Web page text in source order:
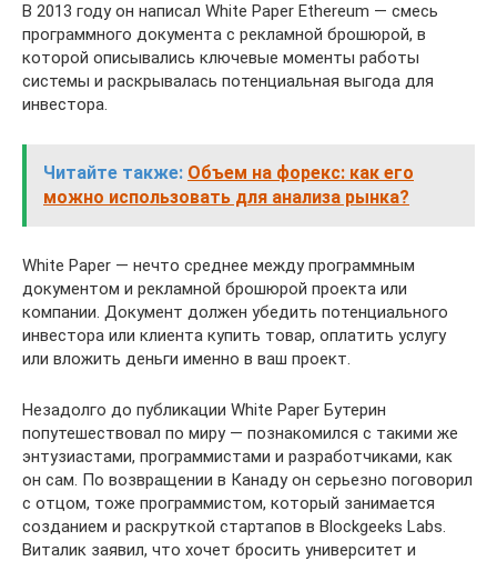
В 2013 году он написал White Paper Ethereum — смесь
программного документа с рекламной брошюрой, в
которой описывались ключевые моменты работы
системы и раскрывалась потенциальная выгода для
инвестора.
Читайте также: Объем на форекс: как его
можно использовать для анализа рынка?
White Paper — нечто среднее между программным
документом и рекламной брошюрой проекта или
компании. Документ должен убедить потенциального
инвестора или клиента купить товар, оплатить услугу
или вложить деньги именно в ваш проект.
Незадолго до публикации White Paper Бутерин
попутешествовал по миру — познакомился с такими же
энтузиастами, программистами и разработчиками, как
он сам. По возвращении в Канаду он серьезно поговорил
с отцом, тоже программистом, который занимается
созданием и раскруткой стартапов в Blockgeeks Labs.
Виталик заявил, что хочет бросить университет и